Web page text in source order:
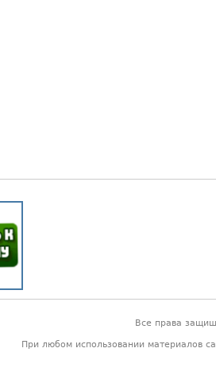
Все права
При любом использовании материалов